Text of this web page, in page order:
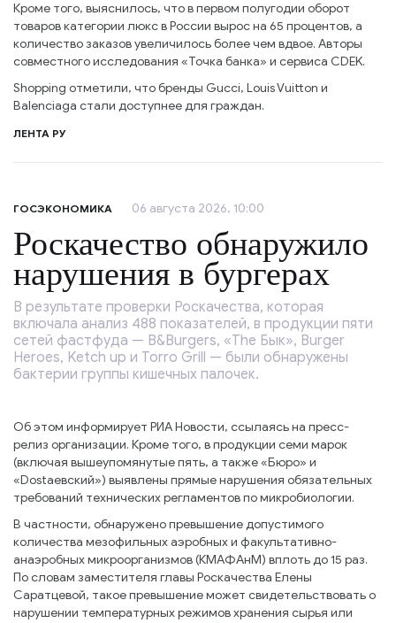
Кроме того, выяснилось, что в первом полугодии оборот
товаров категории люкс в России вырос на 65 процентов, а
количество заказов увеличилось более чем вдвое. Авторы
совместного исследования «Точка банка» и сервиса CDEK.
Shopping отметили, что бренды Gucci, Louis Vuitton и
Balenciaga стали доступнее для граждан.
ЛЕНТА РУ
ГОСЭКОНОМИКА 06 августа 2026, 10:00
Роскачество обнаружило
нарушения в бургерах
В результате проверки Роскачества, которая
включала анализ 488 показателей, в продукции пяти
сетей фастфуда — B&Burgers, «The Бык», Burger
Heroes, Ketch up и Torro Grill — были обнаружены
бактерии группы кишечных палочек.
Об этом информирует РИА Новости, ссылаясь на пресс-
релиз организации. Кроме того, в продукции семи марок
(включая вышеупомянутые пять, а также «Бюро» и
«Dostaевский») выявлены прямые нарушения обязательных
требований технических регламентов по микробиологии.
В частности, обнаружено превышение допустимого
количества мезофильных аэробных и факультативно-
анаэробных микроорганизмов (КМАФАнМ) вплоть до 15 раз.
По словам заместителя главы Роскачества Елены
Саратцевой, такое превышение может свидетельствовать о
нарушении температурных режимов хранения сырья или